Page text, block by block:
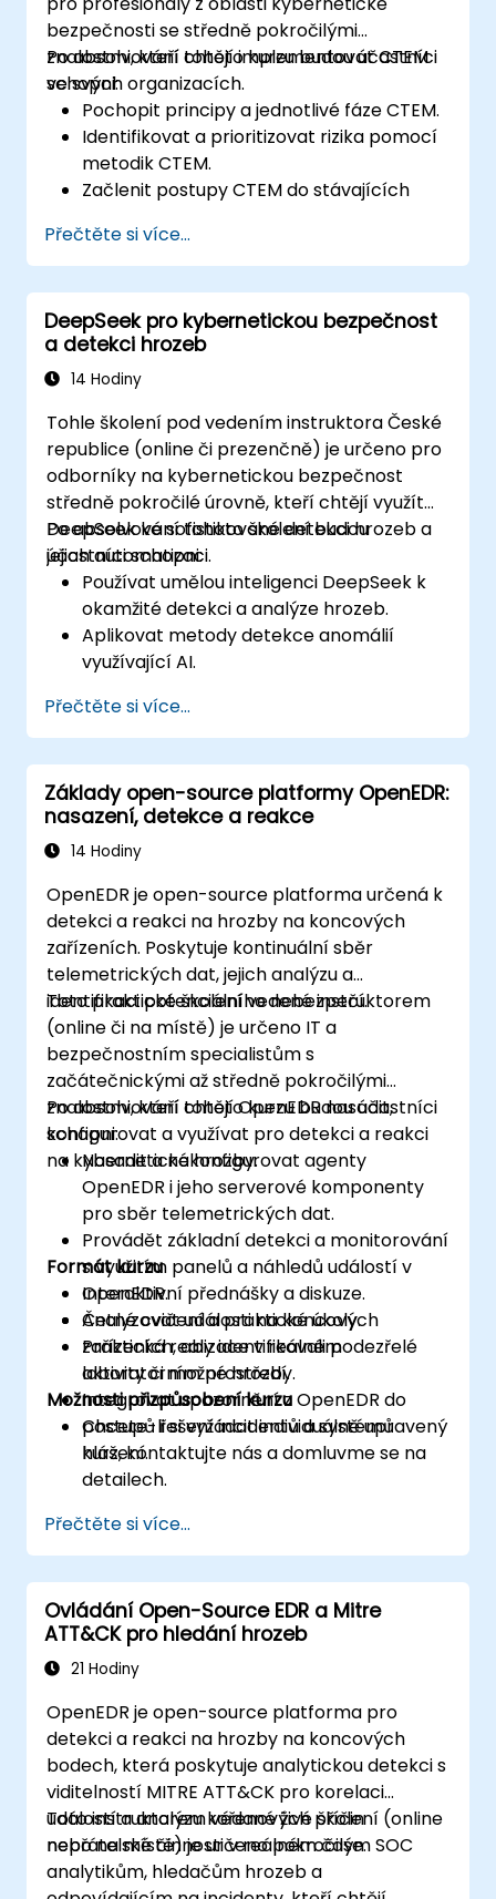
bezpečnosti se středně pokročilými
znalostmi, kteří chtějí implementovat CTEM
ve svých organizacích.
Po absolvování tohoto kurzu budou účastníci
schopni:
Pochopit principy a jednotlivé fáze CTEM.
Identifikovat a prioritizovat rizika pomocí
metodik CTEM.
Začlenit postupy CTEM do stávajících
Používat nástroje a technologie určené k
kontinuálnímu řízení hrozeb.
Vytvořit strategie pro neustálé ověřování
a zdokonalování bezpečnostních
opatření.
Přečtěte si více...
DeepSeek pro kybernetickou bezpečnost
a detekci hrozeb
14 Hodiny
Tohle školení pod vedením instruktora České
republice (online či prezenčně) je určeno pro
odborníky na kybernetickou bezpečnost
středně pokročilé úrovně, kteří chtějí využít
DeepSeek ke sofistikované detekci hrozeb a
jejich automatizaci.
Po absolvování tohoto školení budou
účastníci schopni:
Používat umělou inteligenci DeepSeek k
okamžité detekci a analýze hrozeb.
Aplikovat metody detekce anomálií
využívající AI.
reakce na incidenty pomocí DeepSeek.
Integrovat DeepSeek do stávajících
systémů kybernetické obrany.
Přečtěte si více...
Základy open-source platformy OpenEDR:
nasazení, detekce a reakce
14 Hodiny
OpenEDR je open-source platforma určená k
detekci a reakci na hrozby na koncových
zařízeních. Poskytuje kontinuální sběr
telemetrických dat, jejich analýzu a
identifikaci potenciálního nebezpečí.
Toto praktické školení vedené instruktorem
(online či na místě) je určeno IT a
bezpečnostním specialistům s
začátečnickými až středně pokročilými
znalostmi, kteří chtějí OpenEDR nasadit,
konfigurovat a využívat pro detekci a reakci
na kybernetické hrozby.
Po absolvování tohoto kurzu budou účastníci
schopni:
Nasadit a nakonfigurovat agenty
OpenEDR i jeho serverové komponenty
pro sběr telemetrických dat.
Provádět základní detekci a monitorování
s využitím panelů a náhledů událostí v
OpenEDR.
Analyzovat události na koncových
zařízeních, aby identifikovali podezřelé
aktivity či možné hrozby.
Integrovat upozornění z OpenEDR do
postupů řešení incidentů a systémů
hlášení.
Formát kurzu
Interaktivní přednášky a diskuze.
Četné cvičení a praktické úkoly.
Praktická realizace v reálném
laboratorním prostředí.
Možnosti přizpůsobení kurzu
Chcete-li si vyžádat individuálně upravený
kurz, kontaktujte nás a domluvme se na
detailech.
Přečtěte si více...
Ovládání Open-Source EDR a Mitre
ATT&CK pro hledání hrozeb
21 Hodiny
OpenEDR je open-source platforma pro
detekci a reakci na hrozby na koncových
bodech, která poskytuje analytickou detekci s
viditelností MITRE ATT&CK pro korelaci
událostí a analýzu kořenových příčin
nepřátelské činnosti v reálném čase.
Toto instruktorem védané živé školení (online
nebo na místě) je určeno pokročilým SOC
analytikům, hledačům hrozeb a